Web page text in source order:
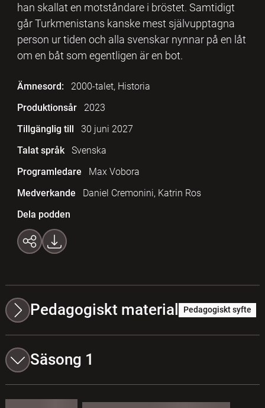
han skallat en motståndare i bröstet. Samtidigt
går Turkmenistans kanske mest självupptagna
person ur tiden och alla svenskar nynnar på en låt
om en båt som egentligen är en bot.
Ämnesord:
2000-talet, Historia
Produktionsår
2023
Tillgänglig till
30 juni 2027
Talat språk
Svenska
Programledare
Max Vobora
Medverkande
Daniel Cremonini, Katrin Ros
Dela podden
Pedagogiskt material Pedagogiskt syfte
Säsong 1